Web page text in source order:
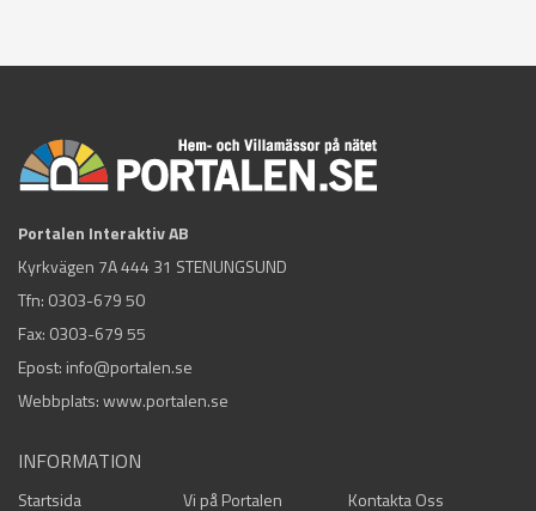
Portalen Interaktiv AB
Kyrkvägen 7A 444 31 STENUNGSUND
Tfn: 0303-679 50
Fax: 0303-679 55
Epost: info@portalen.se
Webbplats: www.portalen.se
INFORMATION
Startsida Vi på Portalen Kontakta Oss